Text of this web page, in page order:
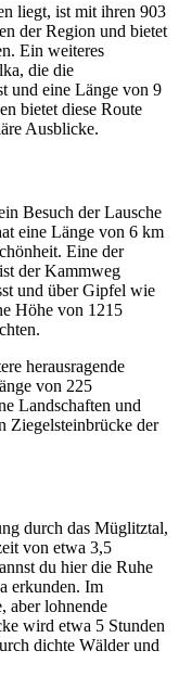
liegt, ist mit ihren 903
der Region und bietet
Ein weiteres
die die
und eine Länge von 9
bietet diese Route
Ausblicke.
Besuch der Lausche
eine Länge von 6 km
Eine der
der Kammweg
und über Gipfel wie
Höhe von 1215
herausragende
von 225
Landschaften und
Ziegelsteinbrücke der
durch das Müglitztal,
von etwa 3,5
du hier die Ruhe
erkunden. Im
aber lohnende
wird etwa 5 Stunden
dichte Wälder und